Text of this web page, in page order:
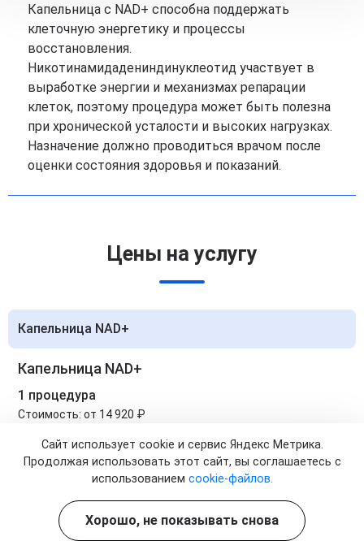
Капельница с NAD+ способна поддержать
клеточную энергетику и процессы
восстановления.
Никотинамидадениндинуклеотид участвует в
выработке энергии и механизмах репарации
клеток, поэтому процедура может быть полезна
при хронической усталости и высоких нагрузках.
Назначение должно проводиться врачом после
оценки состояния здоровья и показаний.
Цены на услугу
Капельница NAD+
Капельница NAD+
1 процедура
Стоимость: от 14 920 ₽
Записаться
Капельница NAD+
5 процедур
Стоимость:
Сайт использует cookie и сервис Яндекс Метрика.
Продолжая использовать этот сайт, вы соглашаетесь с
использованием cookie-файлов.
Хорошо, не показывать снова